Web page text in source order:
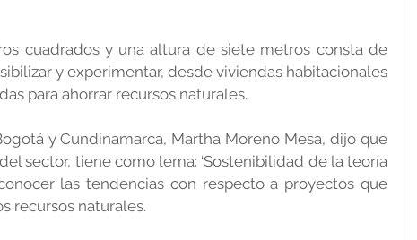
cuadrados y una altura de siete metros consta de
y experimentar, desde viviendas habitacionales
para ahorrar recursos naturales.
y Cundinamarca, Martha Moreno Mesa, dijo que
sector, tiene como lema: ‘Sostenibilidad de la teoría
las tendencias con respecto a proyectos que
recursos naturales.